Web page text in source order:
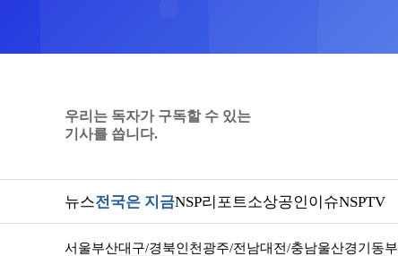
우리는 독자가 구독할 수 있는
기사를 씁니다.
뉴스전국은 지금NSP리포트소상공인이슈NSPTV
서울부산대구/경북인천 광주/전남대전/충남울산경기동부